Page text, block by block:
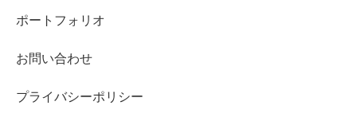
ポートフォリオ
お問い合わせ
プライバシーポリシー